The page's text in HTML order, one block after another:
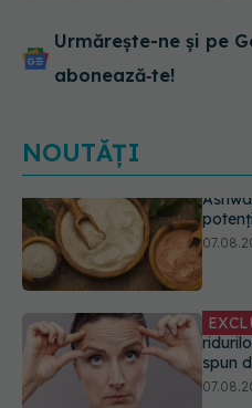
Urmărește-ne și pe
abonează‑te!
NOUTĂȚI
Ce se